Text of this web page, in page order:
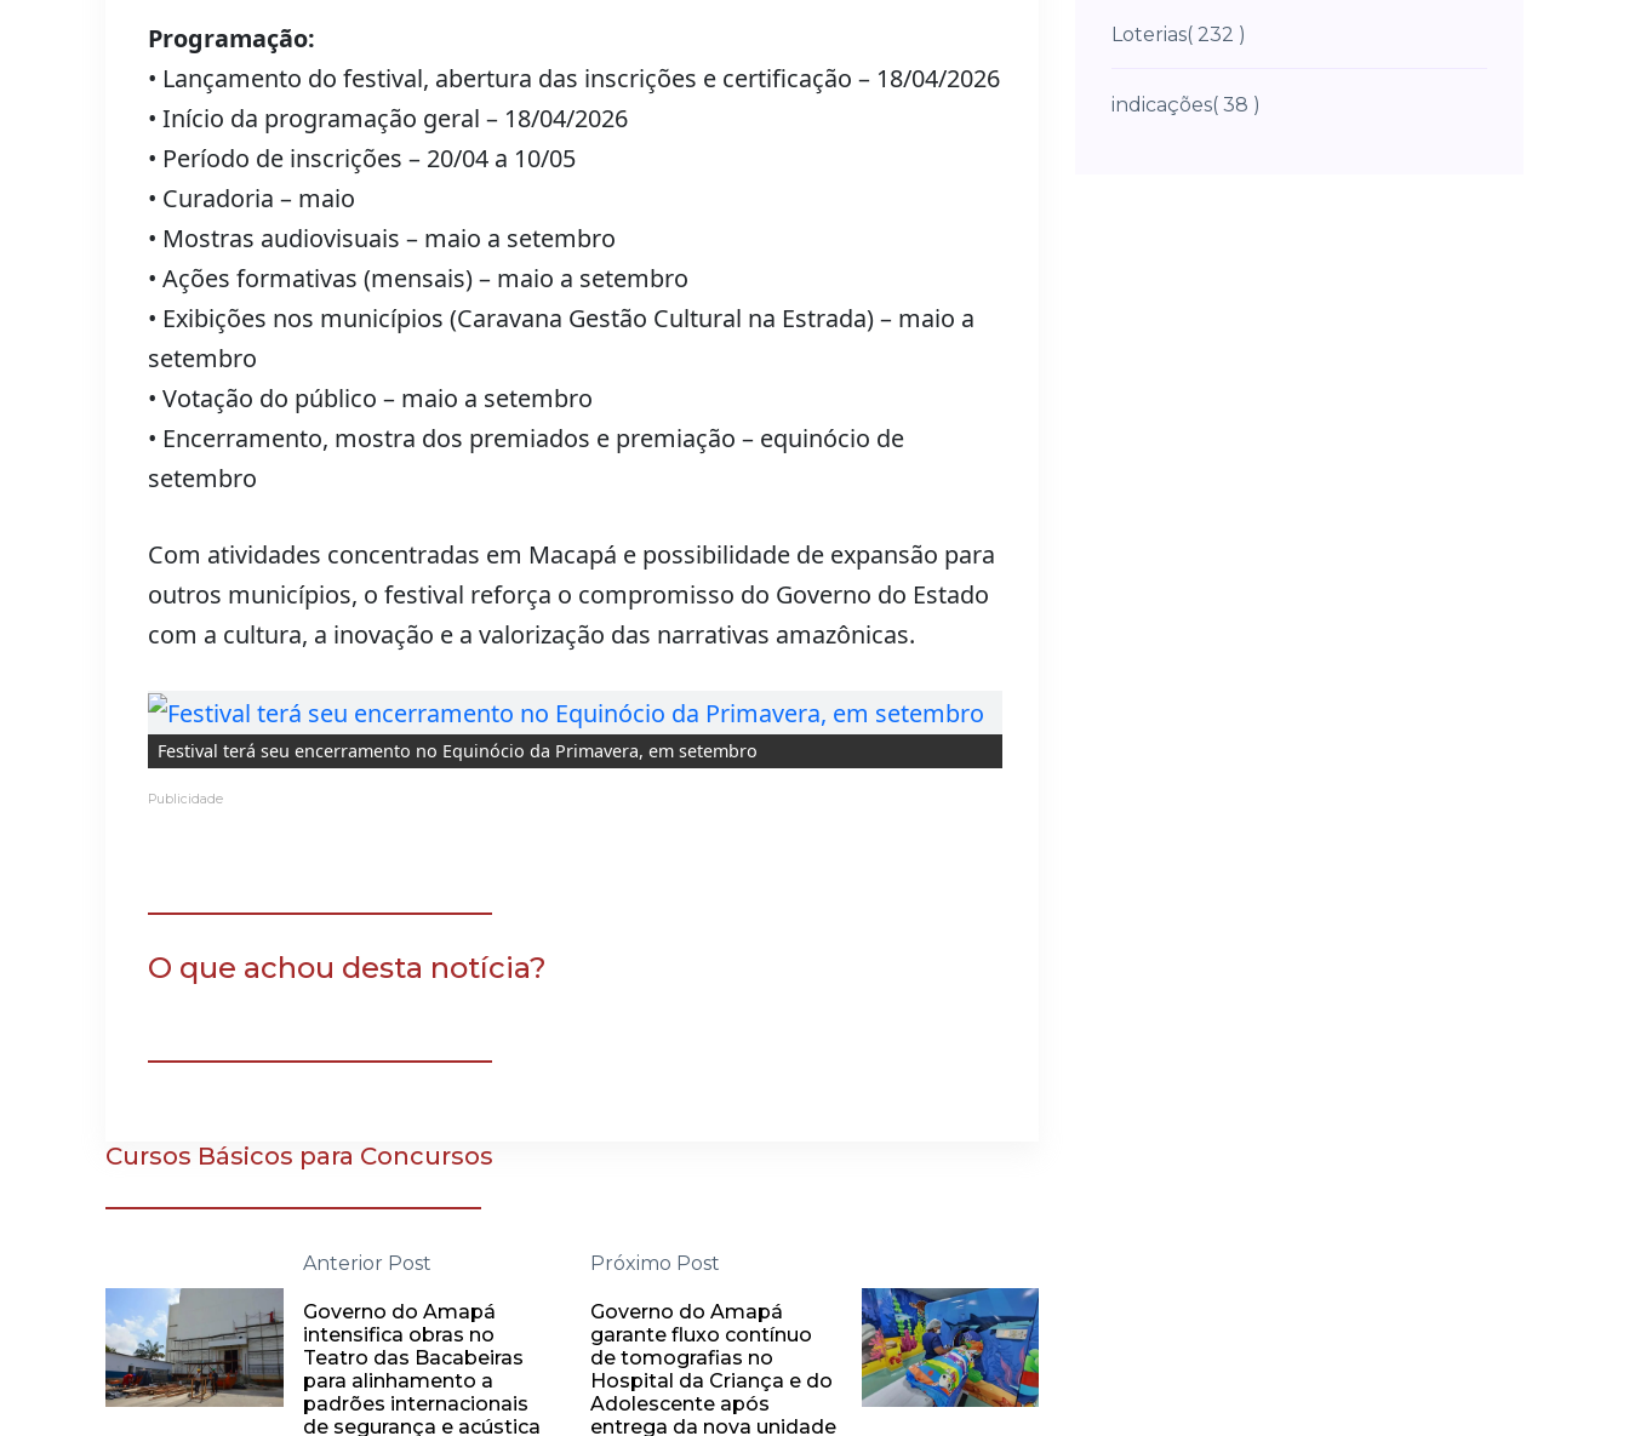
Programação:
• Lançamento do festival, abertura das inscrições e certificação – 18/04/2026
• Início da programação geral – 18/04/2026
• Período de inscrições – 20/04 a 10/05
• Curadoria – maio
• Mostras audiovisuais – maio a setembro
• Ações formativas (mensais) – maio a setembro
• Exibições nos municípios (Caravana Gestão Cultural na Estrada) – maio a
setembro
• Votação do público – maio a setembro
• Encerramento, mostra dos premiados e premiação – equinócio de
setembro
Com atividades concentradas em Macapá e possibilidade de expansão para
outros municípios, o festival reforça o compromisso do Governo do Estado
com a cultura, a inovação e a valorização das narrativas amazônicas.
Festival terá seu encerramento no Equinócio da Primavera, em setembro
Publicidade
O que achou desta notícia?
Cursos Básicos para Concursos
Anterior Post
Governo do Amapá
intensifica obras no
Teatro das Bacabeiras
para alinhamento a
padrões internacionais
de segurança e acústica
Próximo Post
Governo do Amapá
garante fluxo contínuo
de tomografias no
Hospital da Criança e do
Adolescente após
entrega da nova unidade
Loterias( 232 )
indicações( 38 )